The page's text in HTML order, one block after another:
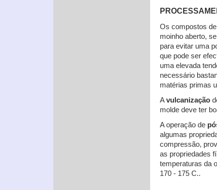
Os compostos
moinho aberto,
para evitar uma
que pode ser
uma elevada
necessário
matérias primas
Avulcanização
molde deve ter
A operação de
algumas
compressão,
as propriedades
temperaturas da
170 - 175 C..